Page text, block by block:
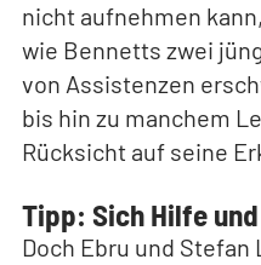
nicht aufnehmen
wie Bennetts zwei
von Assistenzen
bis hin zu manchem
Rücksicht auf seine
Tipp: Sich Hilfe
Doch Ebru und